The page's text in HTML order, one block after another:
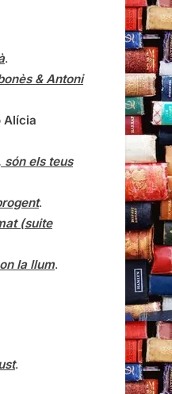
.
& Antoni
Alícia
són els teus
.
(suite
la llum.
.